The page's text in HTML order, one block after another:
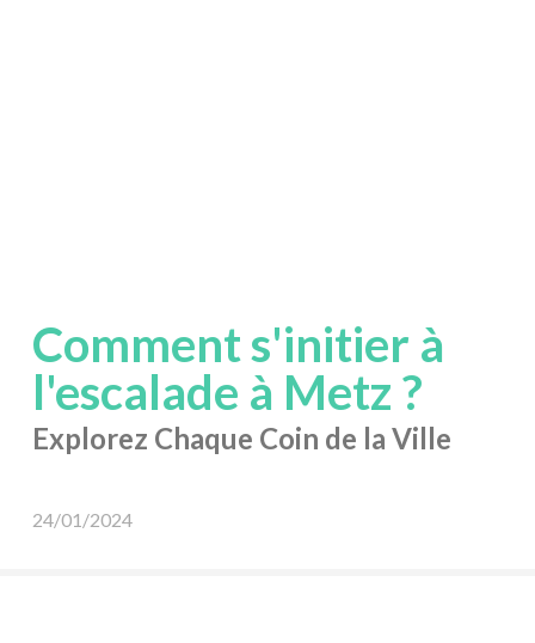
Comment s'initier à
l'escalade à Metz ?
Explorez Chaque Coin de la Ville
24/01/2024